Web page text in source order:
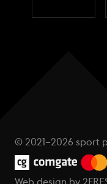
© 2021–2026 sport